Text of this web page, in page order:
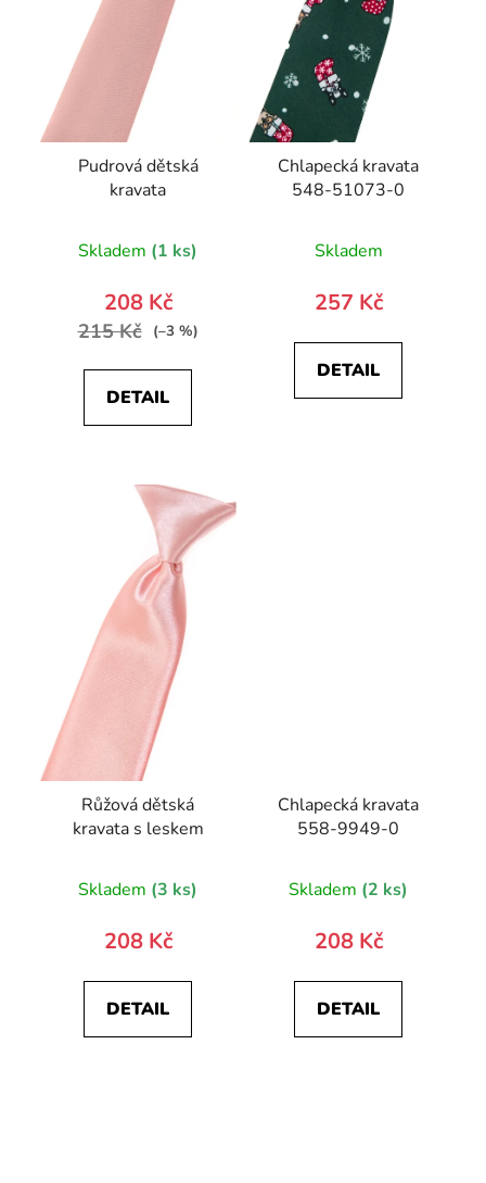
Pudrová dětská
kravata
Skladem (1 ks)
208 Kč
215 Kč (–3 %)
DETAIL
Chlapecká kravata
548-51073-0
Skladem
257 Kč
DETAIL
Růžová dětská
kravata s leskem
Skladem (3 ks)
208 Kč
DETAIL
Chlapecká kravata
558-9949-0
Skladem (2 ks)
208 Kč
DETAIL